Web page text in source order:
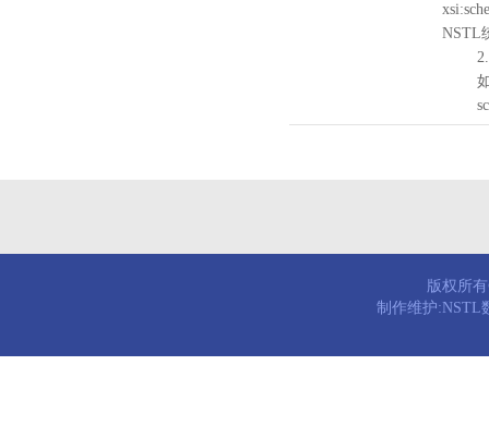
NSTL
2.
如需
版权所
制作维护:NSTL